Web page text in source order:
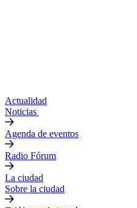
Actualidad
Noticias
Agenda de eventos
Radio Fórum
La ciudad
Sobre la ciudad